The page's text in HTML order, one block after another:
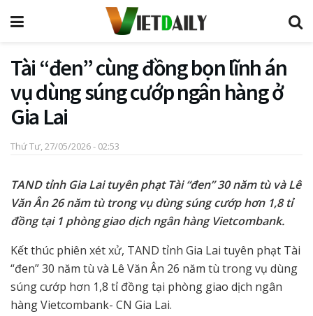
Tài “đen” cùng đồng bọn lĩnh án
vụ dùng súng cướp ngân hàng ở
Gia Lai
Thứ Tư, 27/05/2026 - 02:53
TAND tỉnh Gia Lai tuyên phạt Tài “đen” 30 năm tù và Lê
Văn Ân 26 năm tù trong vụ dùng súng cướp hơn 1,8 tỉ
đồng tại 1 phòng giao dịch ngân hàng Vietcombank.
Kết thúc phiên xét xử, TAND tỉnh Gia Lai tuyên phạt Tài
“đen” 30 năm tù và Lê Văn Ân 26 năm tù trong vụ dùng
súng cướp hơn 1,8 tỉ đồng tại phòng giao dịch ngân
hàng Vietcombank- CN Gia Lai.